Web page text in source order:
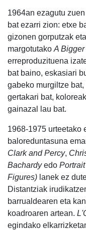
1964an ezagutu
bat ezarri zion: etxe
gizonen gorputzak
margotutako A
erreproduzituena
bat baino, eskasiari
gabeko murgiltze
gertakari bat,
gainazal lau bat.
1968-1975 urteetako
baloreduntasuna
Clark and Percy,
Bachardyedo
Figures) lanek ez
Distantziak
barrualdearen eta
koadroaren artean.
egindako